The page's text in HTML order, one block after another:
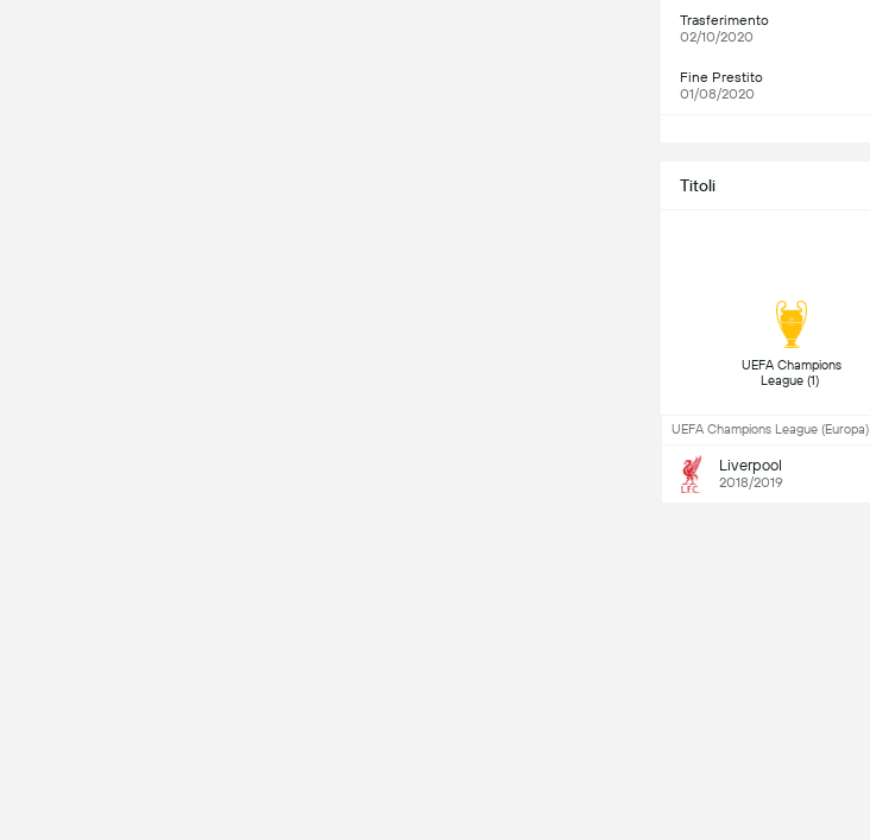
Trasferimento
02/10/2020
Fine Prestito
01/08/2020
Titoli
UEFA Champions
UEFA Champions League (Europa)
Liverpool
2018/2019